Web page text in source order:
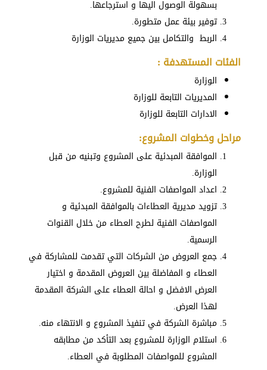
بسهولة الوصول اليها و استرجاعها.
توفير بيئة عمل متطورة.
الربط والتكامل بين جميع مديريات الوزارة
الفئات المستهدفة :
الوزارة
المديريات التابعة للوزارة
الادارات التابعة للوزارة
مراحل وخطوات المشروع:
الموافقة المبدئية على المشروع وتبنيه من قبل
الوزارة.
اعداد المواصفات الفنية للمشروع.
تزويد مديرية العطاءات بالموافقة المبدئية و
المواصفات الفنية لطرح العطاء من خلال القنوات
الرسمية.
جمع العروض من الشركات التي تقدمت للمشاركة في
العطاء و المفاضلة بين العروض المقدمة و اختيار
العرض الافضل و احالة العطاء على الشركة المقدمة
لهذا العرض.
مباشرة الشركة في تنفيذ المشروع و الانتهاء منه.
استلام الوزارة للمشروع بعد التأكد من مطابقه
المشروع للمواصفات المطلوبة في العطاء.